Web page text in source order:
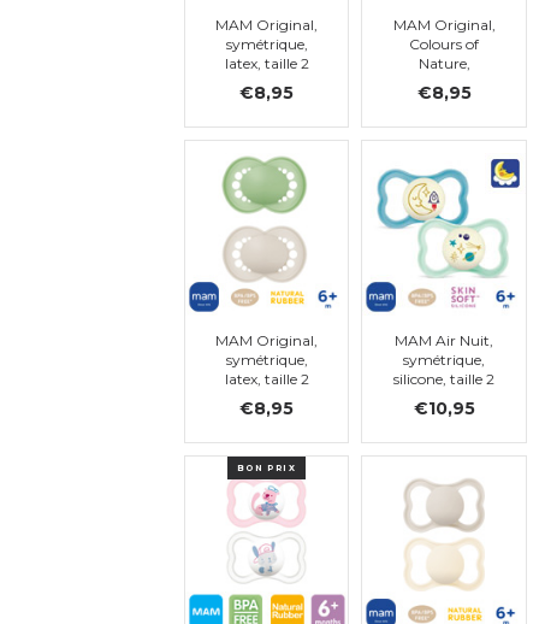
MAM Original,
symétrique,
latex, taille 2
€8,95
MAM Original,
Colours of
Nature,
latex, taille 2
€8,95
MAM Original,
symétrique,
latex, taille 2
€8,95
MAM Air Nuit,
symétrique,
silicone, taille 2
€10,95
BON PRIX